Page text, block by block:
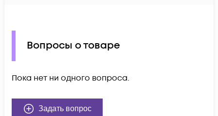
Вопросы о товаре
Пока нет ни одного вопроса.
Задать вопрос